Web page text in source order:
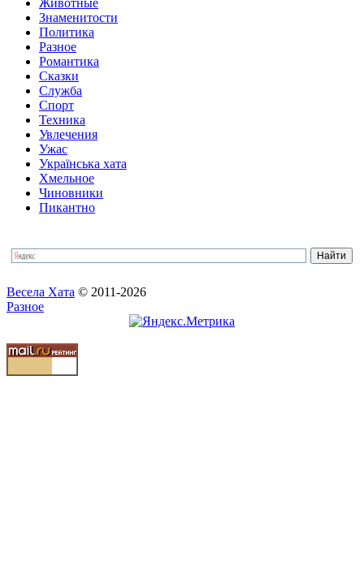
Животные
Знаменитости
Политика
Разное
Романтика
Сказки
Служба
Спорт
Техника
Увлечения
Ужас
Українська хата
Хмельное
Чиновники
Пикантно
Весела Хата © 2011-2026
Разное